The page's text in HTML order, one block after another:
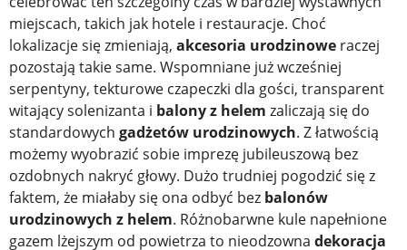
miejscach, takich jak hotele i restauracje. Choć
lokalizacje się zmieniają, akcesoria urodzinowe raczej
pozostają takie same. Wspomniane już wcześniej
serpentyny, tekturowe czapeczki dla gości, transparent
witający solenizanta i balony z helem zaliczają się do
standardowych gadżetów urodzinowych. Z łatwością
możemy wyobrazić sobie imprezę jubileuszową bez
ozdobnych nakryć głowy. Dużo trudniej pogodzić się z
faktem, że miałaby się ona odbyć bez balonów
urodzinowych z helem. Różnobarwne kule napełnione
gazem lżejszym od powietrza to nieodzowna dekoracja